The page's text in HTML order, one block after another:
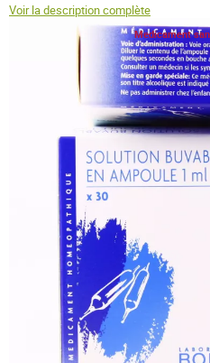
Medicament
Voir la description complète